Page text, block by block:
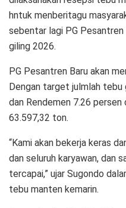
hntuk menberitagu
sebentar lagi PG Pesantren
giling 2026.
PG Pesantren Baru akan
Dengan target julmlah
dan Rendemen 7.26 persen
63.597,32 ton.
“Kami akan bekerja keras
dan seluruh karyawan, dan
tercapai,” ujar Sugondo
tebu manten kemarin.